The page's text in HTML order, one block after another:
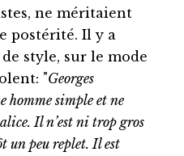
ne méritaient
postérité. Il y a
style, sur le mode
"Georges
homme simple et ne
Il n’est ni trop gros
un peu replet. Il est